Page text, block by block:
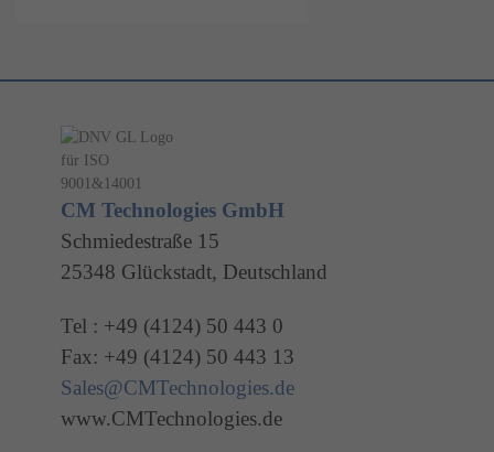
CM Technologies GmbH
Schmiedestraße 15
25348 Glückstadt, Deutschland
Tel : +49 (4124) 50 443 0
Fax: +49 (4124) 50 443 13
Sales@CMTechnologies.de
www.CMTechnologies.de